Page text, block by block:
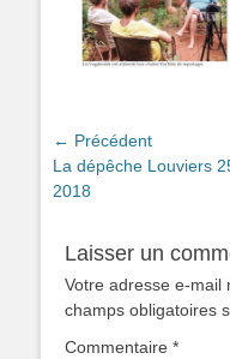
Navigation
de
l’article
← Précédent
Article
précédent :
La dépêche Louviers
2018
Laisser un
Votre adresse e-mail
champs obligatoires
Commentaire *